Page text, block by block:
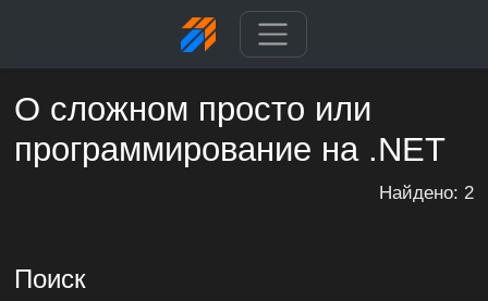
О сложном просто или
программирование на .NET
Найдено: 2
Поиск